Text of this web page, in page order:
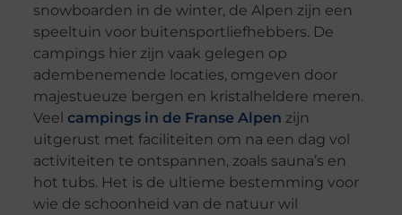
snowboarden in de winter, de Alpen zijn een
speeltuin voor buitensportliefhebbers. De
campings hier zijn vaak gelegen op
adembenemende locaties, omgeven door
majestueuze bergen en kristalheldere meren.
Veel campings in de Franse Alpen zijn
uitgerust met faciliteiten om na een dag vol
activiteiten te ontspannen, zoals sauna’s en
hot tubs. Het is de ultieme bestemming voor
wie de schoonheid van de natuur wil